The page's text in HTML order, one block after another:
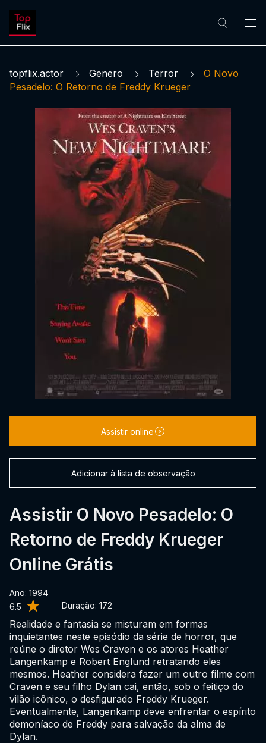
topflix.actor Genero Terror
O Novo
Pesadelo: O Retorno de Freddy Krueger
6.5 Duração: 172
Assistir O Novo Pesadelo: O
Retorno de Freddy Krueger
Online Grátis
Ano: 1994
Realidade e fantasia se misturam em formas
inquietantes neste episódio da série de horror, que
reúne o diretor Wes Craven e os atores Heather
Langenkamp e Robert Englund retratando eles
mesmos. Heather considera fazer um outro filme com
Craven e seu filho Dylan cai, então, sob o feitiço do
vilão icônico, o desfigurado Freddy Krueger.
Eventualmente, Langenkamp deve enfrentar o espírito
demoníaco de Freddy para salvação da alma de
Dylan.
Assistir online
Adicionar à lista de observação